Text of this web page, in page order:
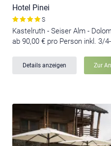
Hotel Pinei
S
Kastelruth - Seiser Alm -
ab 90,00 € pro Person inkl. 3/
Details anzeigen Zur